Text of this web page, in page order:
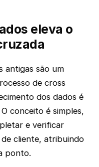
eleva o
antigas são um
de cross
dos dados é
conceito é simples,
e verificar
cliente, atribuindo
ponto.